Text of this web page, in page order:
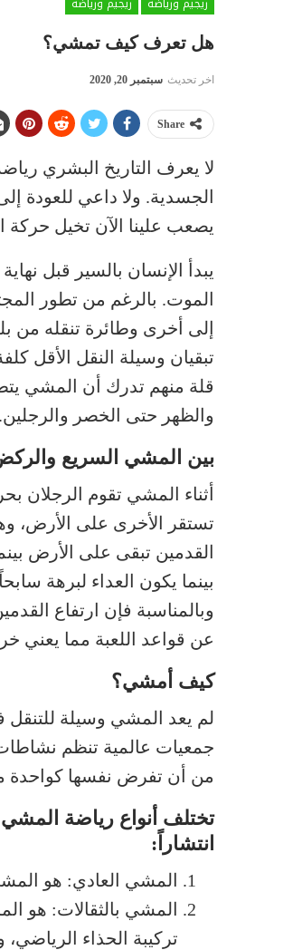
ريجيم ورياضة
ريجيم ورياضة
هل تعرف كيف تمشي؟
اخر تحديث سبتمبر 20, 2020
Share
لا يعرف التاريخ البشري
الجسدية. ولا داعي للعودة
يصعب علينا الآن تخيل
يبدأ الإنسان بالسير قبل
الموت. بالرغم من تطور
إلى أخرى وطائرة تنقله من
تبقيان وسيلة النقل الأقل
قلة منهم تدرك أن المشي
والظهر حتى الخصر والرجلين.
بين المشي السريع
أثناء المشي تقوم الرجلان
تستقر الأخرى على الأرض،
القدمين تبقى على الأرض
بينما يكون العداء لبرهة
وبالمناسبة فإن ارتفاع
عن قواعد اللعبة مما يعني
كيف أمشي؟
لم يعد المشي وسيلة
جمعيات عالمية تنظم
من أن تفرض نفسها كواحدة من
تختلف أنواع رياضة
انتشاراً:
المشي العادي: هو
المشي بالثقالات: هو
تركيبة الحذاء